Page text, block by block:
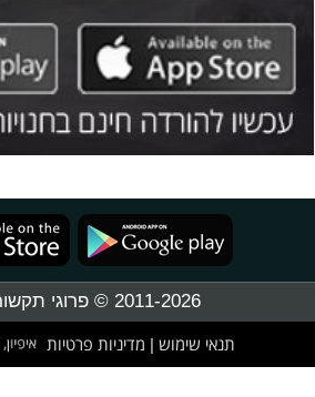
2011-2026 © פרוגי תקשורת בע"מ
תנאי שימוש מדיניות פרטיות